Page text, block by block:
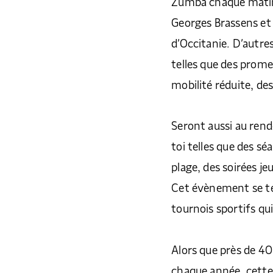
Zumba chaque
Georges Brassens
d’Occitanie.
telles que des
mobilité réduite,
Seront aussi au
toi telles que des
plage, des soirées
Cet évènement se
tournois sportifs qui
Alors que près de